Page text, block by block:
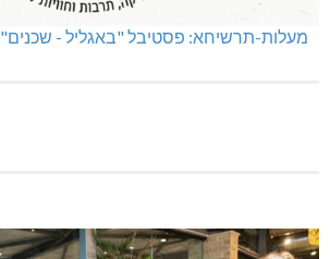
מעלות-תרשיחא: פסטיבל "באגליל - שכנים"